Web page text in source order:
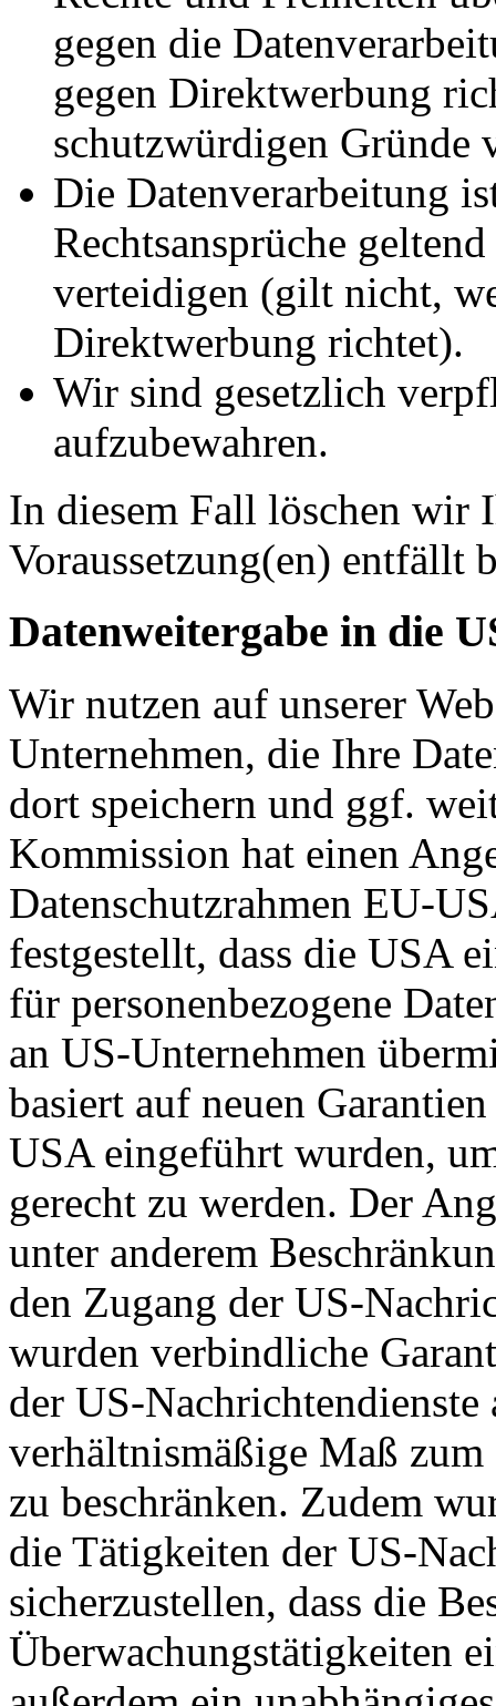
gegen die
gegen Direktwerbung
schutzwürdigen Gründe
Die Datenverarbeitung
Rechtsansprüche
verteidigen (gilt nicht,
Direktwerbung richtet).
Wir sind gesetzlich
aufzubewahren.
In diesem Fall löschen wir
Voraussetzung(en) entfällt
Datenweitergabe in die
Wir nutzen auf unserer
Unternehmen, die Ihre
dort speichern und ggf.
Kommission hat einen
Datenschutzrahmen EU-
festgestellt, dass die USA
für personenbezogene
an US-Unternehmen
basiert auf neuen
USA eingeführt wurden,
gerecht zu werden. Der
unter anderem
den Zugang der US-
wurden verbindliche
der US-
verhältnismäßige Maß
zu beschränken. Zudem
die Tätigkeiten der US-
sicherzustellen, dass die
Überwachungstätigkeiten